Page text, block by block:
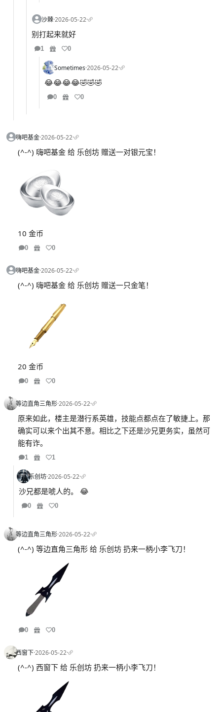
沙棘·2026-05-22·
别打起来就好
1 0
Sometimes·2026-05-22·
😂😂😂😂🤣🤣🤣
0 0
嗨吧基金·2026-05-22·
(^-^) 嗨吧基金 给 乐创坊 赠送一对银元宝！
10 金币
0 0
嗨吧基金·2026-05-22·
(^-^) 嗨吧基金 给 乐创坊 赠送一只金笔！
20 金币
0 0
等边直角三角形·2026-05-22·
原来如此，楼主是潜行系英雄，技能点都点在了敏捷上。那
确实可以来个出其不意。相比之下还是沙兄更务实，虽然可
能有诈。
1 1
乐创坊·2026-05-22·
沙兄都是唬人的。 😂
0 0
等边直角三角形·2026-05-22·
(^-^) 等边直角三角形 给 乐创坊 扔来一柄小李飞刀！
0 0
西窗下·2026-05-22·
(^-^) 西窗下 给 乐创坊 扔来一柄小李飞刀！